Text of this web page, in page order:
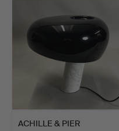
ACHILLE & PIER